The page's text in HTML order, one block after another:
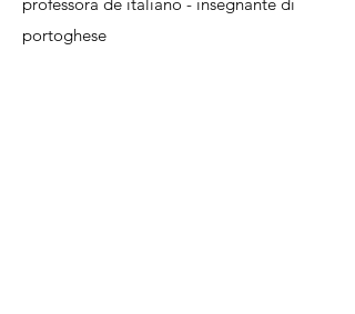
portoghese